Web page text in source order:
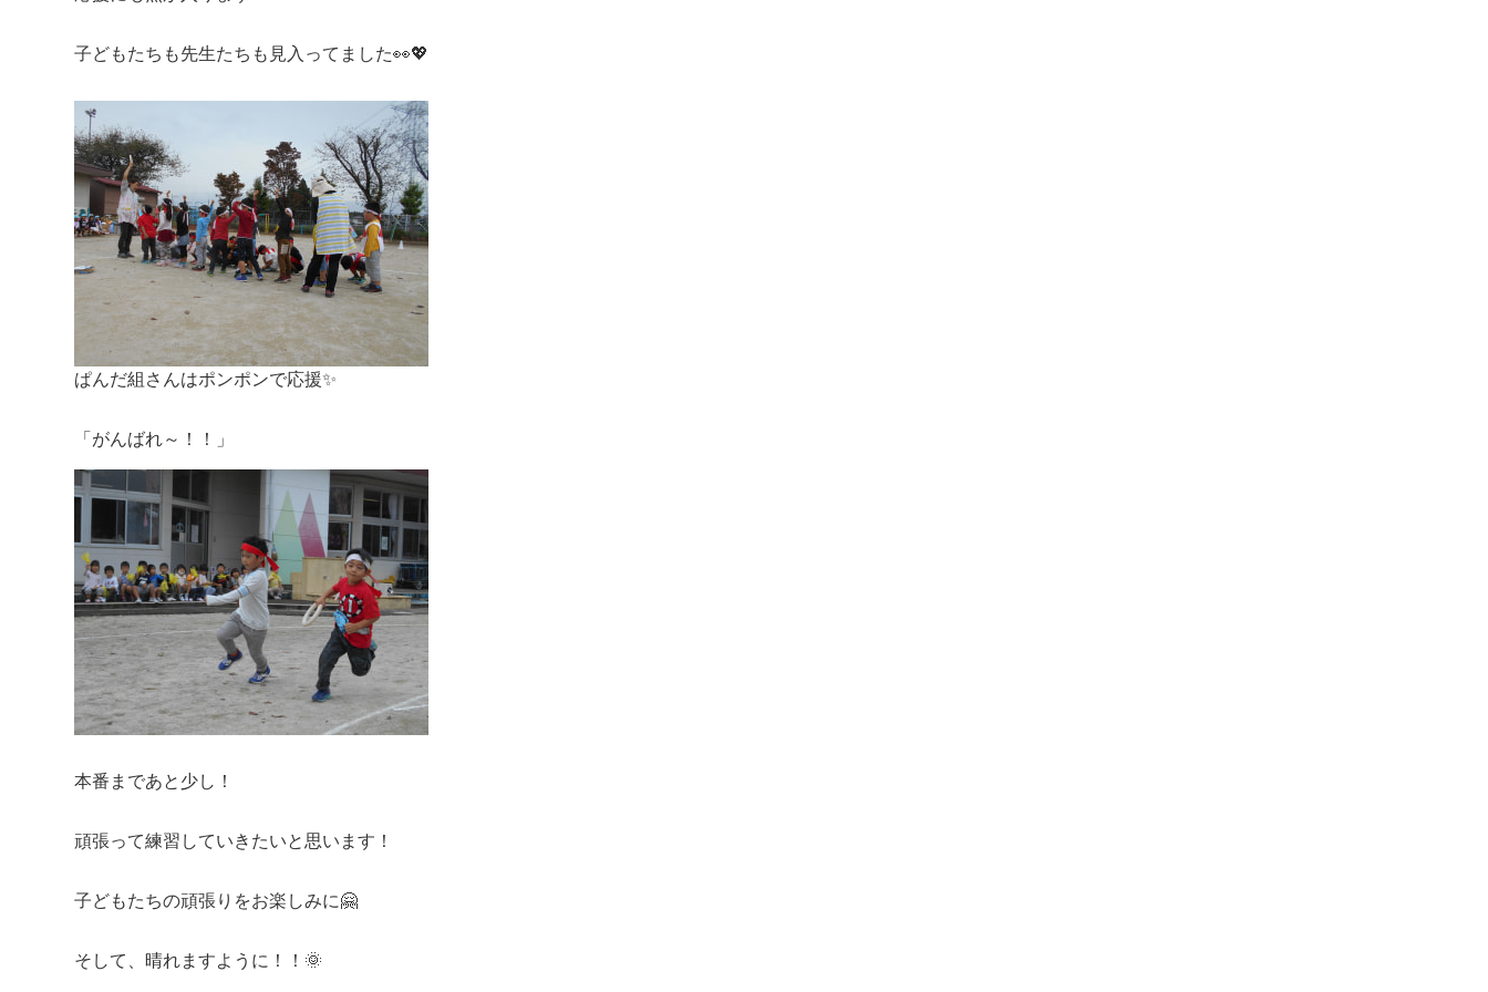
子どもたちも先生たちも見入ってました👀💖
ぱんだ組さんはポンポンで応援✨
「がんばれ～！！」
本番まであと少し！
頑張って練習していきたいと思います！
子どもたちの頑張りをお楽しみに🤗
そして、晴れますように！！🌞